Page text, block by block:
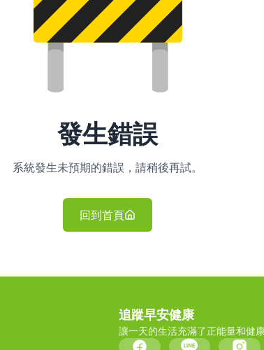
發生錯誤
系統發生未預期的錯誤，請稍後再試。
回到首頁
追蹤早安健康
讓一天的生活充滿了正能量和健